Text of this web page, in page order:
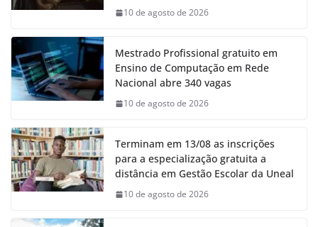
10 de agosto de 2026
Mestrado Profissional gratuito em
Ensino de Computação em Rede
Nacional abre 340 vagas
10 de agosto de 2026
Terminam em 13/08 as inscrições
para a especialização gratuita a
distância em Gestão Escolar da Uneal
10 de agosto de 2026